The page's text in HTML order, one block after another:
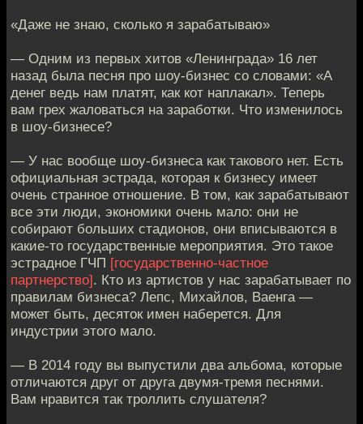
«Даже не знаю, сколько я зарабатываю»
— Одним из первых хитов «Ленинграда» 16 лет
назад была песня про шоу-бизнес со словами: «А
денег ведь нам платят, как кот наплакал». Теперь
вам грех жаловаться на заработки. Что изменилось
в шоу-бизнесе?
— У нас вообще шоу-бизнеса как такового нет. Есть
официальная эстрада, которая к бизнесу имеет
очень странное отношение. В том, как зарабатывают
все эти люди, экономики очень мало: они не
собирают больших стадионов, они вписываются в
какие-то государственные мероприятия. Это такое
эстрадное ГЧП [государственно-частное
партнерство]. Кто из артистов у нас зарабатывает по
правилам бизнеса? Лепс, Михайлов, Ваенга —
может быть, десяток имен наберется. Для
индустрии этого мало.
— В 2014 году вы выпустили два альбома, которые
отличаются друг от друга двумя-тремя песнями.
Вам нравится так троллить слушателя?